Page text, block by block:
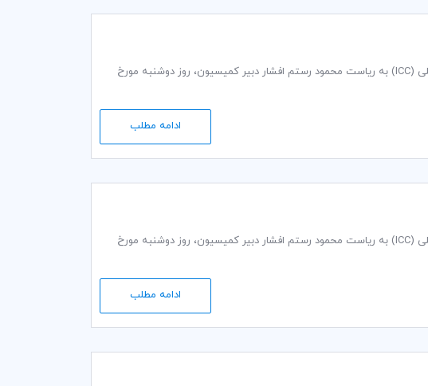
جلسه کمیسیون تسهیلات گمرکی و تجاری کمیته ایرانی اتاق بازرگانی بین‌المللی (ICC) به ریاست محمود رستم افشار دبير كمیسيون، روز دوشنبه مورخ
ادامه مطلب
جلسه کمیسیون تسهیلات گمرکی و تجاری کمیته ایرانی اتاق بازرگانی بین‌المللی (ICC) به ریاست محمود رستم افشار دبير كمیسيون، روز دوشنبه مورخ
ادامه مطلب